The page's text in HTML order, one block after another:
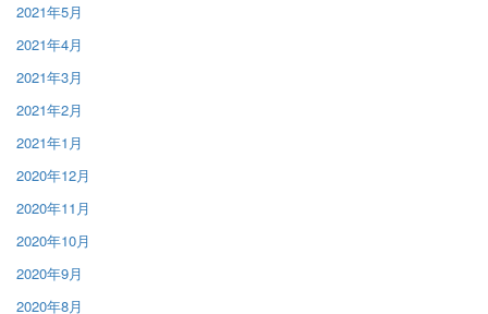
2021年5月
2021年4月
2021年3月
2021年2月
2021年1月
2020年12月
2020年11月
2020年10月
2020年9月
2020年8月